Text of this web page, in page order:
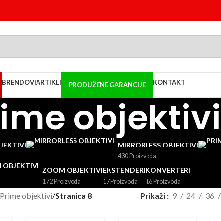
BRENDOVIARTIKLI PRODUŽENE GARANCIJE KONTAKT
objektivi
MIRRORLESS OBJEKTIVI
430 Proizvoda
ZOOM OBJEKTIVI
172 Proizvoda
EKSTENDERI
17 Proizvoda
KONVERTERI
16 Proizvoda
Prime objektivi/Stranica 8 Prikaži 9 24 36